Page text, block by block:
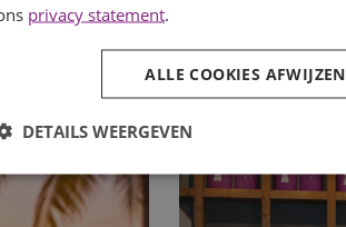
privacy statement.
ALLE COOKIES AFWIJZEN
DETAILS WEERGEVEN